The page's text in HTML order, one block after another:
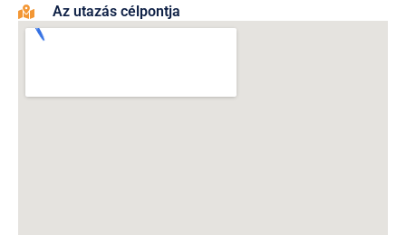
Az utazás célpontja